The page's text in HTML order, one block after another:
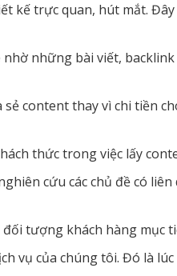
kế trực quan, hút mắt.
những bài viết,
content thay vì chi tiền
thức trong việc lấy
cứu các chủ đề có
tượng khách hàng mục
vụ của chúng tôi. Đó là